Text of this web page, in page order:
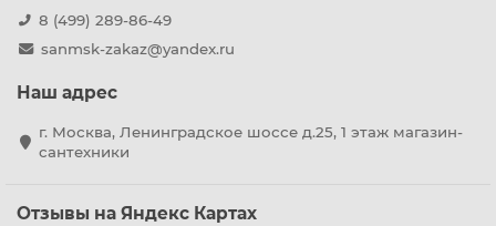
8 (499) 289-86-49
sanmsk-zakaz@yandex.ru
Наш адрес
г. Москва, Ленинградское шоссе д.25, 1 этаж магазин-
сантехники
Отзывы на Яндекс Картах